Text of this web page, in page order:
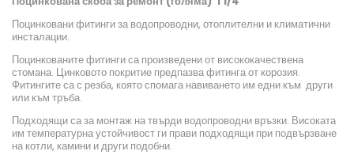
Поцинковани фитинги за водопроводни, отоплителни и климатични
инсталации.
Поцинкованите фитинги са произведени от висококачествена
стомана. Цинковото покритие предпазва фитинга от корозия.
Фитингите са с резба, която спомага навиването им едни към други
или към тръба.
Подходящи са за монтаж на твърди водопроводни връзки. Високата
им температурна устойчивост ги прави подходящи при подвързване
на котли, камини и други подобни.